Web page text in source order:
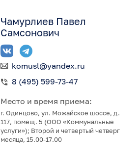
Чамурлиев Павел
Самсонович
komusl@yandex.ru
8 (495) 599-73-47
Место и время приема:
г. Одинцово, ул. Можайское шоссе, д.
117, помещ. 5 (ООО «Коммунальные
услуги»); Второй и четвертый четверг
месяца, 15.00-17.00